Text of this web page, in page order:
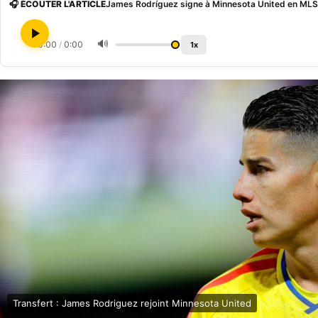
🎧 ÉCOUTER L'ARTICLEJames Rodríguez signe à Minnesota United en MLS
0:00 / 0:00 🔊 1x
Transfert : James Rodriguez rejoint Minnesota United